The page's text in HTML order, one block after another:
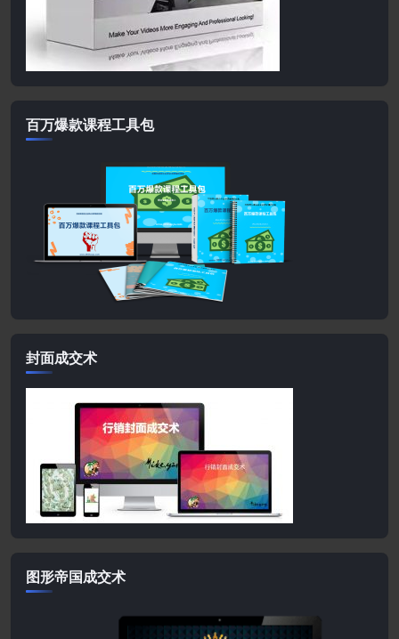
百万爆款课程工具包
封面成交术
图形帝国成交术